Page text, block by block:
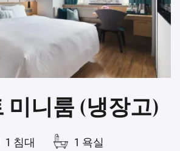
미니룸 (냉장고)
1 침대
1 욕실